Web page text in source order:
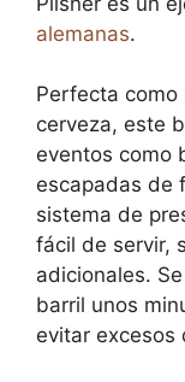
alemanas.
Perfecta como
cerveza, este
eventos como
escapadas de
sistema de
fácil de servir,
adicionales.
barril unos
evitar excesos